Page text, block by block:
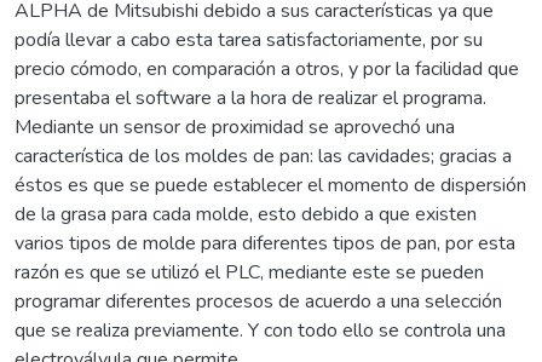
ALPHA de Mitsubishi debido a sus características ya que
podía llevar a cabo esta tarea satisfactoriamente, por su
precio cómodo, en comparación a otros, y por la facilidad que
presentaba el software a la hora de realizar el programa.
Mediante un sensor de proximidad se aprovechó una
característica de los moldes de pan: las cavidades; gracias a
éstos es que se puede establecer el momento de dispersión
de la grasa para cada molde, esto debido a que existen
varios tipos de molde para diferentes tipos de pan, por esta
razón es que se utilizó el PLC, mediante este se pueden
programar diferentes procesos de acuerdo a una selección
que se realiza previamente. Y con todo ello se controla una